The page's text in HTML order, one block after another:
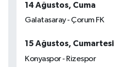
14 Ağustos, Cuma
Galatasaray - Çorum FK
15 Ağustos, Cumartesi
Konyaspor - Rizespor